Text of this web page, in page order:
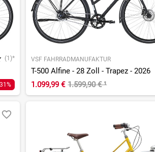
(1)* VSF FAHRRADMANUFAKTUR
T-500 Alfine - 28 Zoll - Trapez - 2026
1.099,99 € 1.599,90 €¹